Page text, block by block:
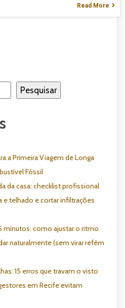
Read More
Pesquisar
a Primeira Viagem de Longa
Fóssil
da casa: checklist profissional
e telhado e cortar infiltrações
minutos: como ajustar o ritmo
naturalmente (sem virar refém
15 erros que travam o visto
em Recife evitam